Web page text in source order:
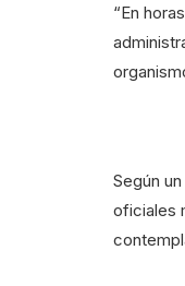
“En
Según
oficiales